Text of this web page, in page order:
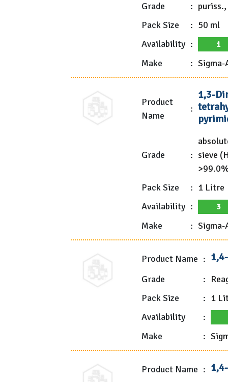
Grade :
Pack Size
: 50 ml
Availability : 1
Make :
Product
Name
:
1,3-
Grade : sieve
Pack Size
: 1 Litre
Availability : 3
Make :
Product Name :
Grade :
Pack Size
: 1
Availability
:
Make
:
Product Name :